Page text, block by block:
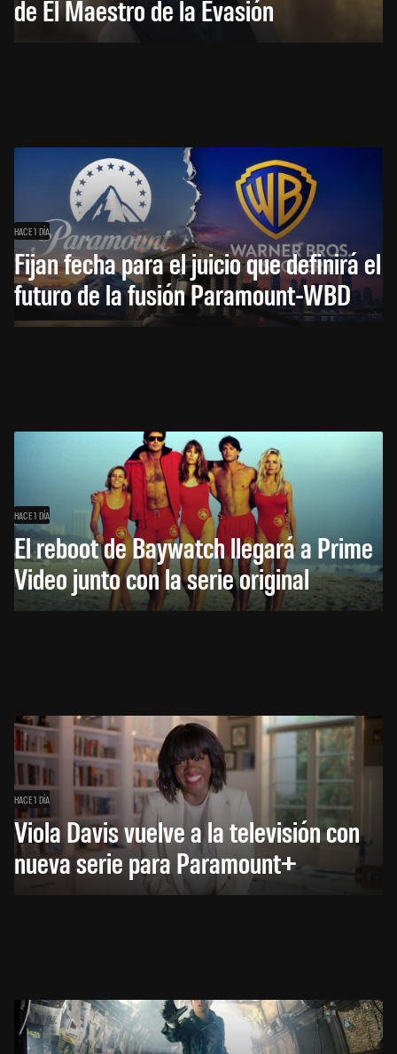
de El Maestro de la Evasión
HACE 1 DÍA
Fijan fecha para el juicio que definirá el
futuro de la fusión Paramount-WBD
HACE 1 DÍA
El reboot de Baywatch llegará a Prime
Video junto con la serie original
HACE 1 DÍA
Viola Davis vuelve a la televisión con
nueva serie para Paramount+